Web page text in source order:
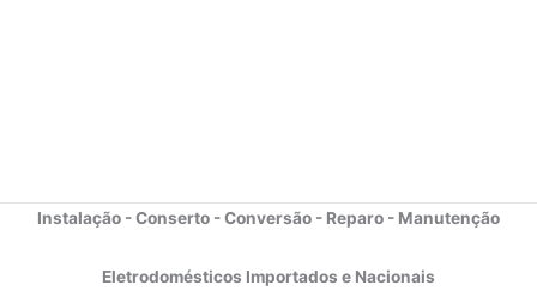
Instalação - Conserto - Conversão - Reparo - Manutenção
Eletrodomésticos Importados e Nacionais